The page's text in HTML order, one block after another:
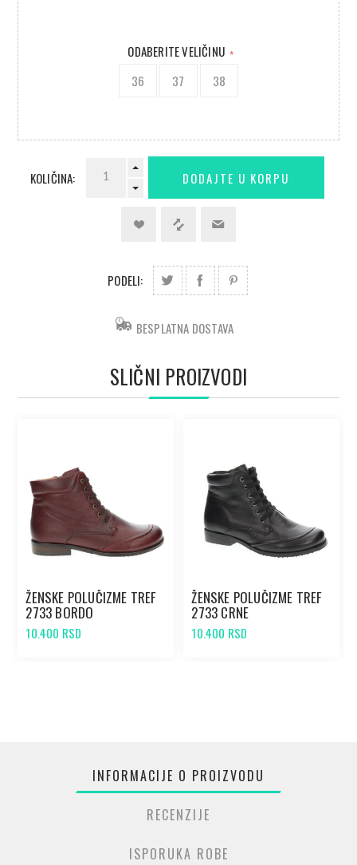
ODABERITE VELIČINU *
36 37 38
KOLIČINA:
PODELI:
BESPLATNA DOSTAVA
SLIČNI PROIZVODI
ŽENSKE POLUČIZME TREF
2733 BORDO
10.400 RSD
ŽENSKE POLUČIZME TREF
2733 CRNE
10.400 RSD
INFORMACIJE O PROIZVODU
RECENZIJE
ISPORUKA ROBE